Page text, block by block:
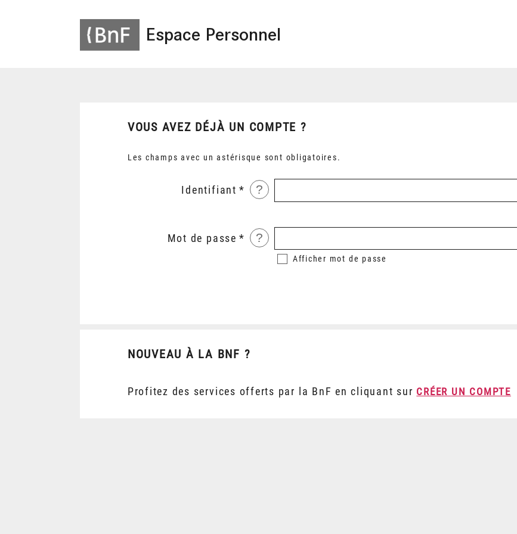
Espace Personnel
VOUS AVEZ DÉJÀ UN COMPTE ?
Les champs avec un astérisque sont obligatoires.
Identifiant ?
Mot de passe ?
Afficher mot de passe
NOUVEAU À LA BNF ?
Profitez des services offerts par la BnF en cliquant sur CRÉER UN COMPTE